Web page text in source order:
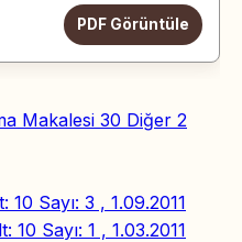
PDF Görüntüle
Makalesi 30 Diğer 2
10 Sayı: 3 , 1.09.2011
10 Sayı: 1 , 1.03.2011